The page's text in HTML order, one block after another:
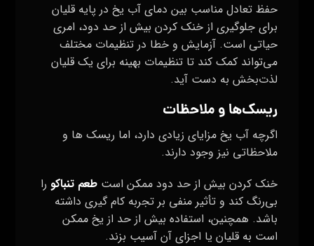
حفظ تعادل مناسب بین دمای آب یخ در پایه قلیان
برای جلوگیری از خنک کردن بیش از حد دود، امری
حیاتی است. آزمایش و خطا در تنظیمات مختلف
می‌تواند کمک کند تا تنظیمات بهینه برای یک قلیان
لذت‌بخش به دست آید.
ریسک‌ها و ملاحظات
اگرچه آب یخ مزایای زیادی دارد، اما ریسک‌ ها و
ملاحظاتی نیز وجود دارند.
خنک کردن بیش از حد دود ممکن استطعم تنباکو را
بی‌رنگ کند و تأثیر منفی بر تجربه کام گیری داشته
باشد. همچنین، استفاده بیش از حد از یخ ممکن
است به قلیان یا اجزای آن آسیب بزند.